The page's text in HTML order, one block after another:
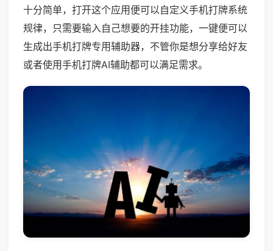
十分简单，打开这个应用便可以自定义手机打牌系统
规律，只需要输入自己想要的开挂功能，一键便可以
生成出手机打牌专用辅助器，不管你是想分享给好友
或者使用手机打牌AI辅助都可以满足需求。